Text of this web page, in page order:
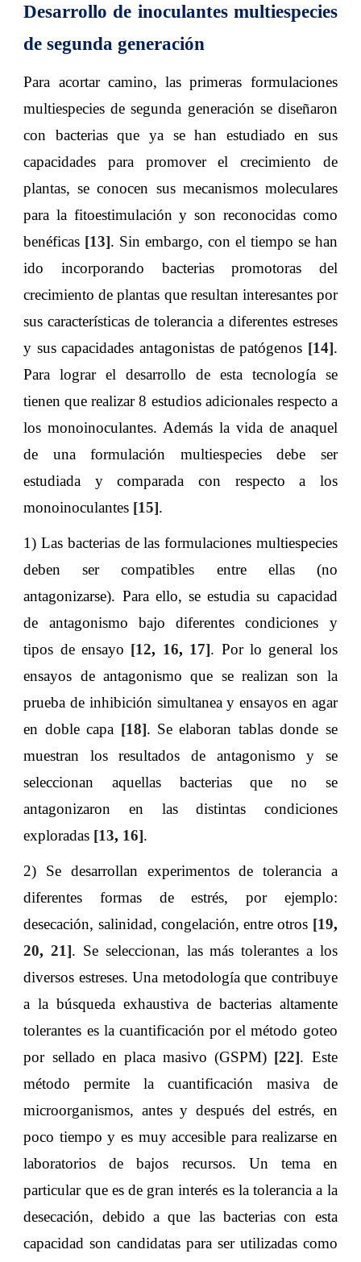
Desarrollo de inoculantes multiespecies
de segunda generación
Para acortar camino, las primeras formulaciones
multiespecies de segunda generación se diseñaron
con bacterias que ya se han estudiado en sus
capacidades para promover el crecimiento de
plantas, se conocen sus mecanismos moleculares
para la fitoestimulación y son reconocidas como
benéficas [13]. Sin embargo, con el tiempo se han
ido incorporando bacterias promotoras del
crecimiento de plantas que resultan interesantes por
sus características de tolerancia a diferentes estreses
y sus capacidades antagonistas de patógenos [14].
Para lograr el desarrollo de esta tecnología se
tienen que realizar 8 estudios adicionales respecto a
los monoinoculantes. Además la vida de anaquel
de una formulación multiespecies debe ser
estudiada y comparada con respecto a los
monoinoculantes [15].
1) Las bacterias de las formulaciones multiespecies
deben ser compatibles entre ellas (no
antagonizarse). Para ello, se estudia su capacidad
de antagonismo bajo diferentes condiciones y
tipos de ensayo [12, 16, 17]. Por lo general los
ensayos de antagonismo que se realizan son la
prueba de inhibición simultanea y ensayos en agar
en doble capa [18]. Se elaboran tablas donde se
muestran los resultados de antagonismo y se
seleccionan aquellas bacterias que no se
antagonizaron en las distintas condiciones
exploradas [13, 16].
2) Se desarrollan experimentos de tolerancia a
diferentes formas de estrés, por ejemplo:
desecación, salinidad, congelación, entre otros [19,
20,21]. Se seleccionan, las más tolerantes a los
diversos estreses. Una metodología que contribuye
a la búsqueda exhaustiva de bacterias altamente
tolerantes es la cuantificación por el método goteo
por sellado en placa masivo (GSPM) [22]. Este
método permite la cuantificación masiva de
microorganismos, antes y después del estrés, en
poco tiempo y es muy accesible para realizarse en
laboratorios de bajos recursos. Un tema en
particular que es de gran interés es la tolerancia a la
desecación, debido a que las bacterias con esta
capacidad son candidatas para ser utilizadas como